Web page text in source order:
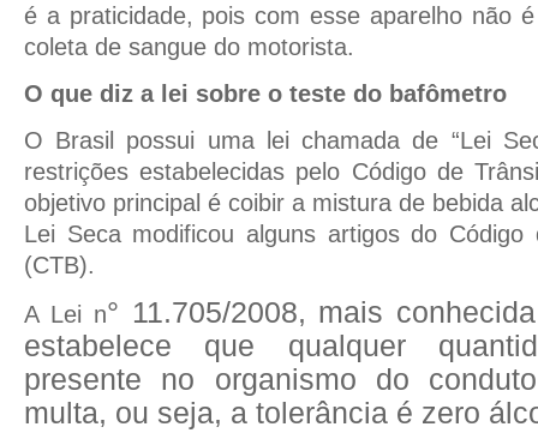
é a praticidade, pois com esse aparelho não
coleta de sangue do motorista.
O que diz a lei sobre o teste do bafômetro
O Brasil possui uma lei chamada de “Lei
restrições estabelecidas pelo Código de
objetivo principal é coibir a mistura de bebida
Lei Seca modificou alguns artigos do Código
(CTB).
A Lei n° 11.705/2008, mais
estabelece que qualquer
presente no organismo do
multa, ou seja, a tolerância é zero